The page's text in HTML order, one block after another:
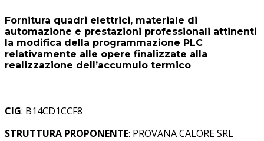
Fornitura quadri elettrici, materiale di
automazione e prestazioni professionali attinenti
la modifica della programmazione PLC
relativamente alle opere finalizzate alla
realizzazione dell’accumulo termico
CIG: B14CD1CCF8
STRUTTURA PROPONENTE: PROVANA CALORE SRL